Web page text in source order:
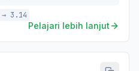
→ 3.14
Pelajari lebih lanjut